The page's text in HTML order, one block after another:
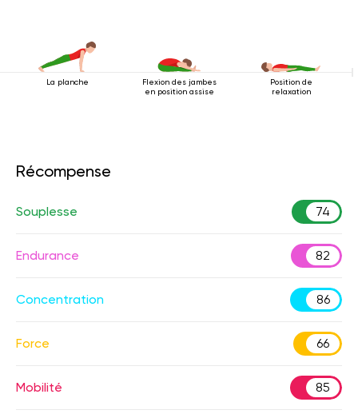
La planche
Flexion des jambes
en position assise
Position de
relaxation
Récompense
Souplesse 74
Endurance 82
Concentration 86
Force 66
Mobilité 85